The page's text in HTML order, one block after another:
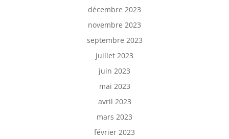
décembre 2023
novembre 2023
septembre 2023
juillet 2023
juin 2023
mai 2023
avril 2023
mars 2023
février 2023